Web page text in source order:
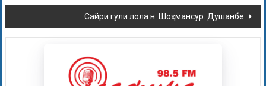
Сайри гули лола н. Шоҳмансур. Душанбе.